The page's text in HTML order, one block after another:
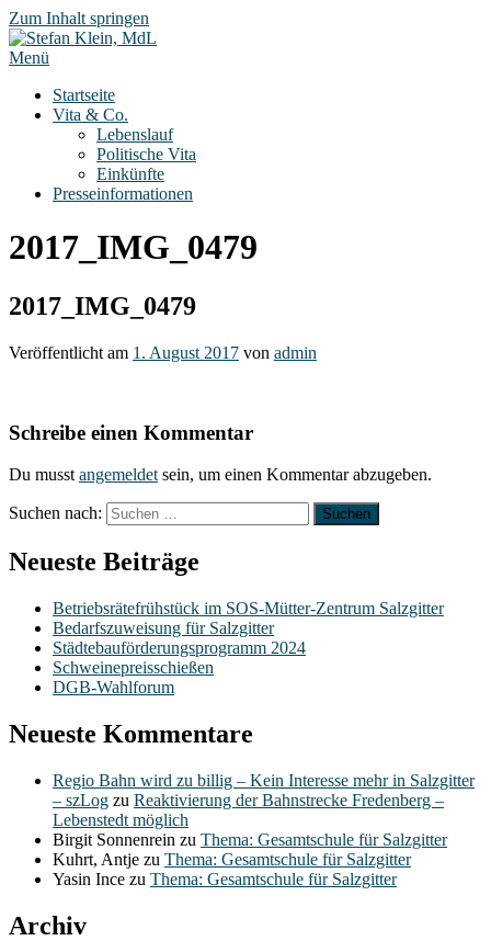
Zum Inhalt springen
Menü
Startseite
Vita & Co.
Lebenslauf
Politische Vita
Einkünfte
Presseinformationen
2017_IMG_0479
2017_IMG_0479
Veröffentlicht am 1. August 2017 von admin
Schreibe einen Kommentar
Du musst angemeldet sein, um einen Kommentar abzugeben.
Suchen nach:
Neueste Beiträge
Betriebsrätefrühstück im SOS-Mütter-Zentrum Salzgitter
Bedarfszuweisung für Salzgitter
Städtebauförderungsprogramm 2024
Schweinepreisschießen
DGB-Wahlforum
Neueste Kommentare
Regio Bahn wird zu billig – Kein Interesse mehr in Salzgitter
– szLog zu Reaktivierung der Bahnstrecke Fredenberg –
Lebenstedt möglich
Birgit Sonnenrein zu Thema: Gesamtschule für Salzgitter
Kuhrt, Antje zu Thema: Gesamtschule für Salzgitter
Yasin Ince zu Thema: Gesamtschule für Salzgitter
Archiv